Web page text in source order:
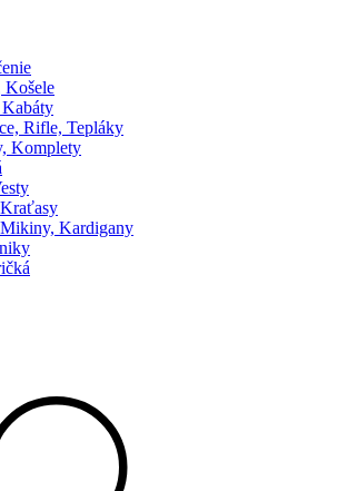
Košele
Rifle, Tepláky
Komplety
Mikiny, Kardigany